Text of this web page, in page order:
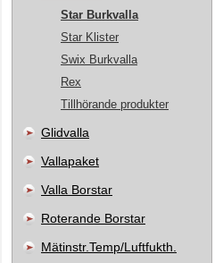
Star Burkvalla
Star Klister
Swix Burkvalla
Rex
Tillhörande produkter
Glidvalla
Vallapaket
Valla Borstar
Roterande Borstar
Mätinstr.Temp/Luftfukth.